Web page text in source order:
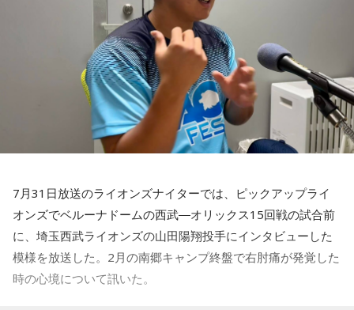
■出演：田村淳、砂山圭大郎（文化放送アナウンサー）
■提供：全日本葬祭業協同組合連合会（全葬連）
を引退した後は、サッカー解説者としてメディアでの活動の
ほか、講演会やサッカー教室をおこなうなど、自身の経験を
活かしながら幅広く活動しています。
◆「塩貝選手に悪意はなかった」
貝選手の言葉が切り取られて話題になったというか、ブラジ
ルにちょっと火をつけてしまった部分もあるのかなと思った
のですが。
福田：そうですね。塩貝選手に悪意はなかったと思います
7月31日放送のライオンズナイターでは、ピックアップライ
オンズでベルーナドームの西武―オリックス15回戦の試合前
に、埼玉西武ライオンズの山田陽翔投手にインタビューした
模様を放送した。2月の南郷キャンプ終盤で右肘痛が発覚した
時の心境について訊いた。